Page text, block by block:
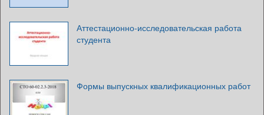
Аттестационно-исследовательская работа
студента
Формы выпускных квалификационных работ